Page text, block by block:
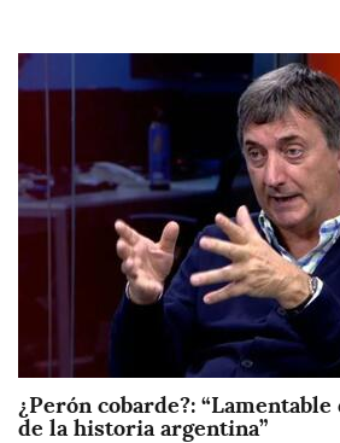
Imagen
¿Perón cobarde?:
de la historia argentina”